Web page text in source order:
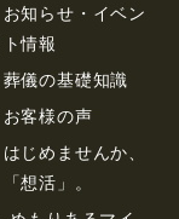
お知らせ・イベン
ト情報
葬儀の基礎知識
お客様の声
はじめませんか、
「想活」。